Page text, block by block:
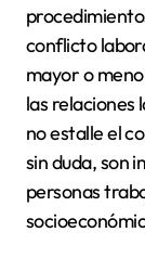
conflicto
mayor o
las relaciones
no estalle el
sin duda, son
personas